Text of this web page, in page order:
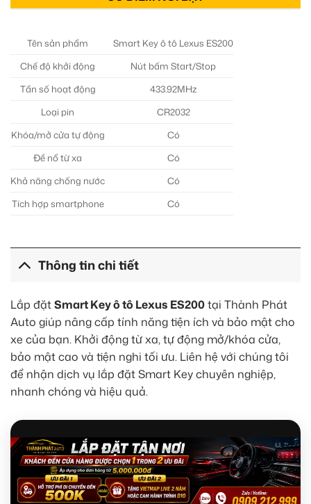
Tên sản phẩm
Smart Key ô tô Lexus ES200
Chế độ khởi động
Nút bấm Start/Stop
Tần số hoạt động
433.92MHz
Loại pin
CR2032
Khóa/mở cửa tự động
Có
Đề nổ từ xa
Có
Khả năng chống nước
Có
Tích hợp smartphone
Có
Thông tin chi tiết
Lắp đặtSmart Key ô tô Lexus ES200tại Thành Phát
Auto giúp nâng cấp tính năng tiện ích và bảo mật cho
xe của bạn. Khởi động từ xa, tự động mở/khóa cửa,
bảo mật cao và tiện nghi tối ưu. Liên hệ với chúng tôi
để nhận dịch vụ lắp đặt Smart Key chuyên nghiệp,
nhanh chóng và hiệu quả.